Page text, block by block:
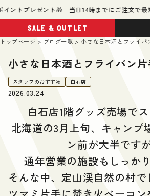
プレゼント🎁 当日14時までにご注文で最短即
トップページ ブログ一覧 小さな日本酒とフライパ
小さな日本酒とフライパン片
スタッフのおすすめ 白石店
2026.03.24
白石店1階グッズ売場で
北海道の3月上旬、キャンプ
ン前が大半ですが
通年営業の施設もしっか
そんな中、定山渓自然の村で
SALE & OUTLET